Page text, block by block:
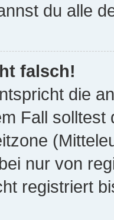
du alle
falsch!
die
Fall solltest
nur von
registriert